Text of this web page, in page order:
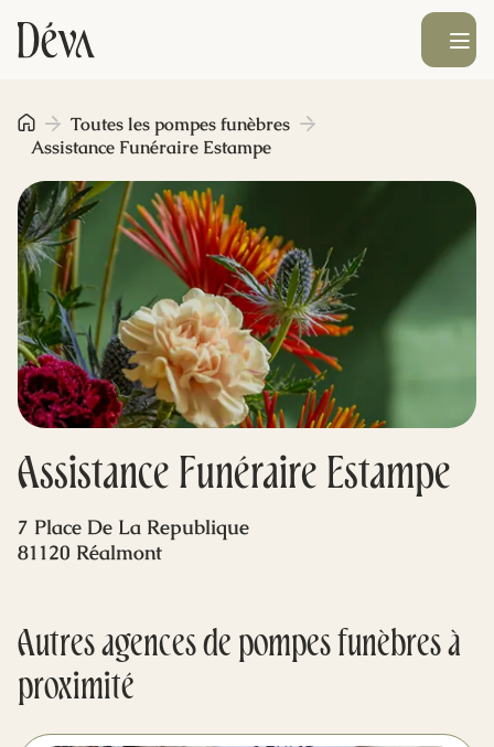
Obsèques
Prévoyance
Monument funéraire
Livraison de fleurs
Blog
Ouvrir le
Assistance Funéraire Estampe
Toutes les pompes funèbres
Assistance Funéraire Estampe
7 Place De La Republique
81120 Réalmont
Autres agences de pompes funèbres à
proximité